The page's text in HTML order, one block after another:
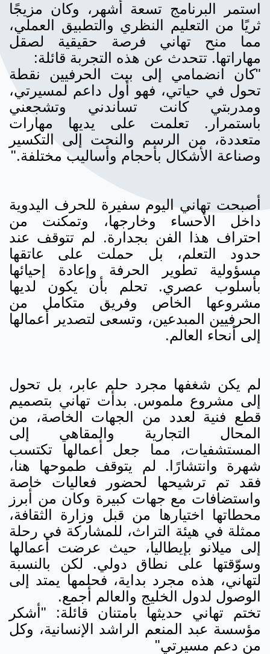
استمر البرنامج تسعة أشهر، وكان مزيجًا
ثريًا من التعليم النظري والتطبيق العملي،
مما منح تهاني فرصة حقيقية لصقل
مهاراتها. تتحدث عن هذه التجربة قائلة:
"كان انضمامي إلى بيت الحرفيين نقطة
تحول في حياتي، فهو أول داعم لمسيرتي،
ومدربتي كانت تساندني وتشجعني
باستمرار. تعلمت على يديها مهارات
متعددة، من الرسم والنحت إلى التكسير
وصناعة الأشكال بأحجام وأساليب مختلفة."
أصبحت تهاني اليوم سفيرة للحرف اليدوية
داخل الأحساء وخارجها، وتمكنت من
احتراف هذا الفن بجدارة. لم تتوقف عند
حدود التعلم، بل حملت على عاتقها
مسؤولية تطوير الحرفة وإعادة إحيائها
بأسلوب عصري. تحلم بأن يكون لديها
مشروعها الخاص وفريق متكامل من
الحرفيين المبدعين، وتسعى لتصدير أعمالها
إلى أنحاء العالم.
لم يكن شغفها مجرد حلم عابر، بل تحول
إلى مشروع ملموس. بدأت تهاني بتصميم
قطع فنية لعدد من الجهات الخاصة، من
المحال التجارية والمقاهي إلى
المستشفيات، مما جعل أعمالها تكتسب
شهرة وانتشارًا. لم يتوقف طموحها هنا،
فقد تم ترشيحها لحضور فعاليات خاصة
واستضافات مع جهات كبيرة وكان من أبرز
محطاتها اختيارها من قبل وزارة الثقافة،
ممثلة في هيئة التراث، للمشاركة في رحلة
إلى ميلانو بإيطاليا، حيث عرضت أعمالها
وسوّقتها على نطاق دولي. لكن بالنسبة
لتهاني، هذه مجرد بداية، فحلمها يمتد إلى
الوصول لدول الخليج والعالم أجمع.
تختم تهاني حديثها بامتنان قائلة: "أشكر
مؤسسة عبد المنعم الراشد الإنسانية، وكل
من دعم مسيرتي"